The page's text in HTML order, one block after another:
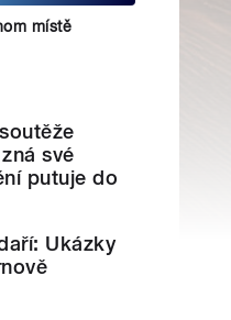
místě
své
putuje do
Ukázky